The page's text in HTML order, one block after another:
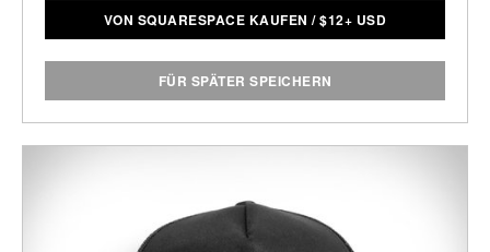
VON SQUARESPACE KAUFEN /$12+ USD
FÜR SPÄTER SPEICHERN